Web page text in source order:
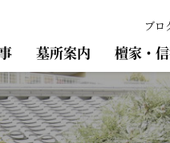
墓所案内 檀家・
ブロ